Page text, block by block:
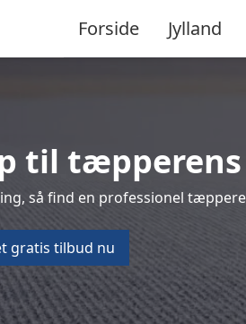
Forside Jylland
til tæpperens
så find en professionel
gratis tilbud nu